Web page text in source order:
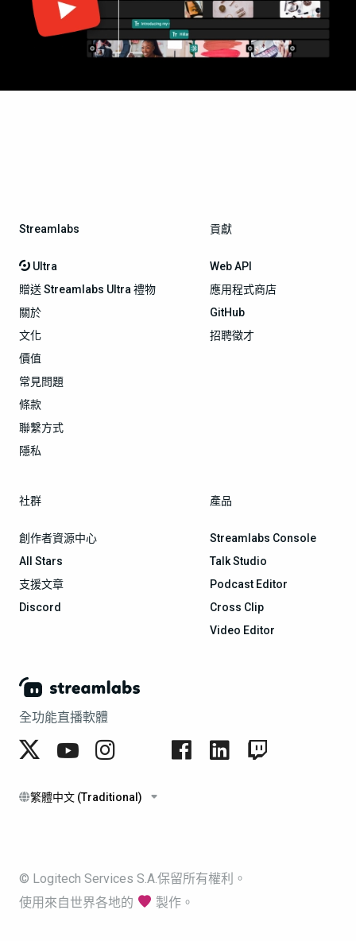
全功能直播軟體
繁體中文 (Traditional)
Streamlabs
Ultra
贈送 Streamlabs Ultra 禮物
關於
文化
價值
常見問題
條款
聯繫方式
隱私
貢獻
Web API
應用程式商店
GitHub
招聘徵才
社群
創作者資源中心
All Stars
支援文章
Discord
產品
Streamlabs Console
Talk Studio
Podcast Editor
Cross Clip
Video Editor
© Logitech Services S.A.保留所有權利。
使用來自世界各地的
製作。